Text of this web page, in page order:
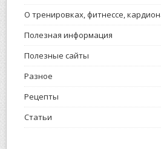
О тренировках, фитнессе,
Полезная информация
Полезные сайты
Разное
Рецепты
Статьи